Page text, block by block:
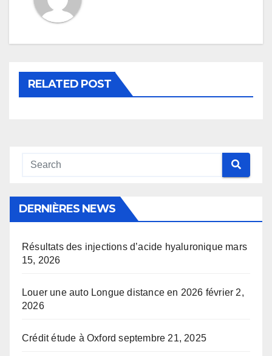
RELATED POST
DERNIÈRES NEWS
Résultats des injections d’acide hyaluronique mars
15, 2026
Louer une auto Longue distance en 2026 février 2,
2026
Crédit étude à Oxford septembre 21, 2025